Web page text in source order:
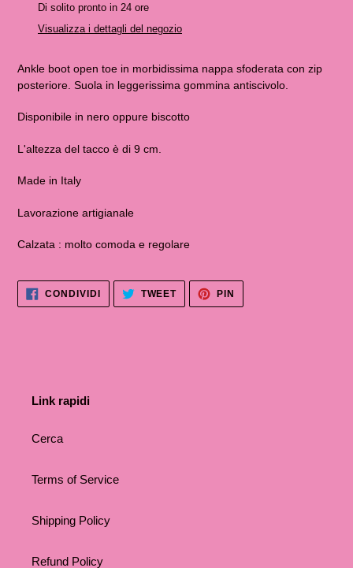
prodotto
Di solito pronto in 24 ore
Visualizza i dettagli del negozio
Ankle boot open toe in morbidissima nappa sfoderata con zip
posteriore. Suola in leggerissima gommina antiscivolo.
Disponibile in nero oppure biscotto
L'altezza del tacco è di 9 cm.
Made in Italy
Lavorazione artigianale
Calzata : molto comoda e regolare
CONDIVIDI CONDIVIDI
FACEBOOK
TWEETTWITTA
TWITTER
PIN
PINTEREST
Link rapidi
Cerca
Terms of Service
Shipping Policy
Refund Policy